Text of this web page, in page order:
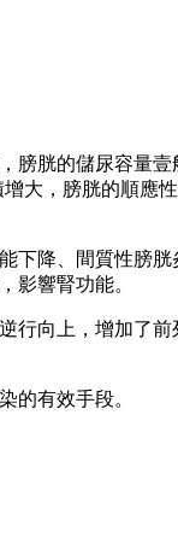
膀胱的儲尿容量壹
大，膀胱的順應
下降、間質性膀胱
影響腎功能。
行向上，增加了前
的有效手段。